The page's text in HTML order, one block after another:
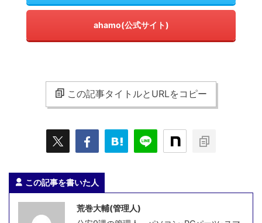
ahamo(公式サイト)
この記事タイトルとURLをコピー
この記事を書いた人
荒巻大輔(管理人)